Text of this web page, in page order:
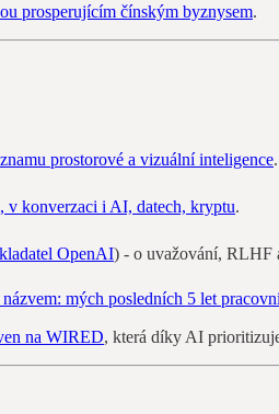
prosperujícím čínským byznysem.
prostorové a vizuální inteligence.
v konverzaci i AI, datech, kryptu.
OpenAI) - o uvažování, RLHF
mých posledních 5 let
na WIRED, která díky AI